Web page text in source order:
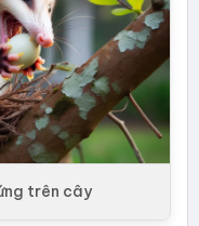
trên cây